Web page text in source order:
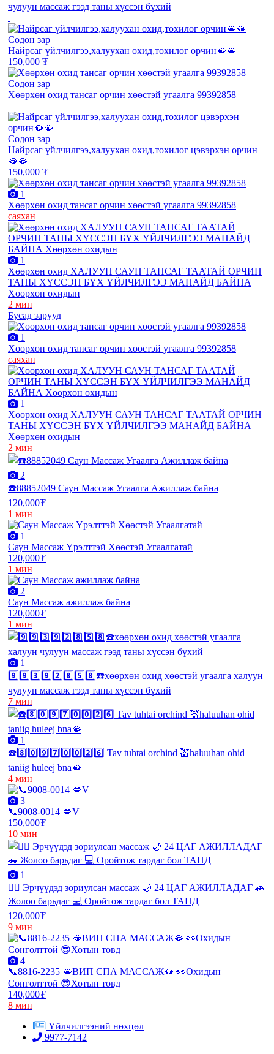
чулуун массаж гээд таны хүссэн бүхий
Содон зар
Найрсаг үйлчилгээ,халуухан охид,тохилог орчин🫦🫦
150,000 ₮
Содон зар
Хөөрхөн охид тансаг орчин хөөстэй угаалга 99392858
Содон зар
Найрсаг үйлчилгээ,халуухан охид,тохилог цэвэрхэн орчин
🫦🫦
150,000 ₮
1
Хөөрхөн охид тансаг орчин хөөстэй угаалга 99392858
саяхан
1
Хөөрхөн охид ХАЛУУН САУН ТАНСАГ ТААТАЙ ОРЧИН
ТАНЫ ХҮССЭН БҮХ ҮЙЛЧИЛГЭЭ МАНАЙД БАЙНА
Хөөрхөн охидын
2 мин
Бусад зарууд
1
Хөөрхөн охид тансаг орчин хөөстэй угаалга 99392858
саяхан
1
Хөөрхөн охид ХАЛУУН САУН ТАНСАГ ТААТАЙ ОРЧИН
ТАНЫ ХҮССЭН БҮХ ҮЙЛЧИЛГЭЭ МАНАЙД БАЙНА
Хөөрхөн охидын
2 мин
2
☎️88852049 Саун Массаж Угаалга Ажиллаж байна
120,000₮
1 мин
1
Саун Массаж Үрэлттэй Хөөстэй Угаалгатай
120,000₮
1 мин
2
Саун Массаж ажиллаж байна
120,000₮
1 мин
1
9️⃣9️⃣3️⃣9️⃣2️⃣8️⃣5️⃣8️⃣☎️хөөрхөн охид хөөстэй угаалга халуун
чулуун массаж гээд таны хүссэн бүхий
7 мин
1
☎️8️⃣0️⃣9️⃣7️⃣0️⃣0️⃣2️⃣6️⃣ Tav tuhtai orchind 💒haluuhan ohid
taniig huleej bna🫦
4 мин
3
📞9008-0014 💋V
150,000₮
10 мин
1
💆‍♂️ Эрчүүдэд зориулсан массаж 🌙 24 ЦАГ АЖИЛЛАДАГ 🚗
Жолоо барьдаг 💻 Оройтож тардаг бол ТАНД
120,000₮
9 мин
4
📞8816-2235 🫦ВИП СПА МАССАЖ🫦 👀Охидын
Сонголттой 😎Хотын төвд
140,000₮
8 мин
Үйлчилгээний нөхцөл
9977-7142